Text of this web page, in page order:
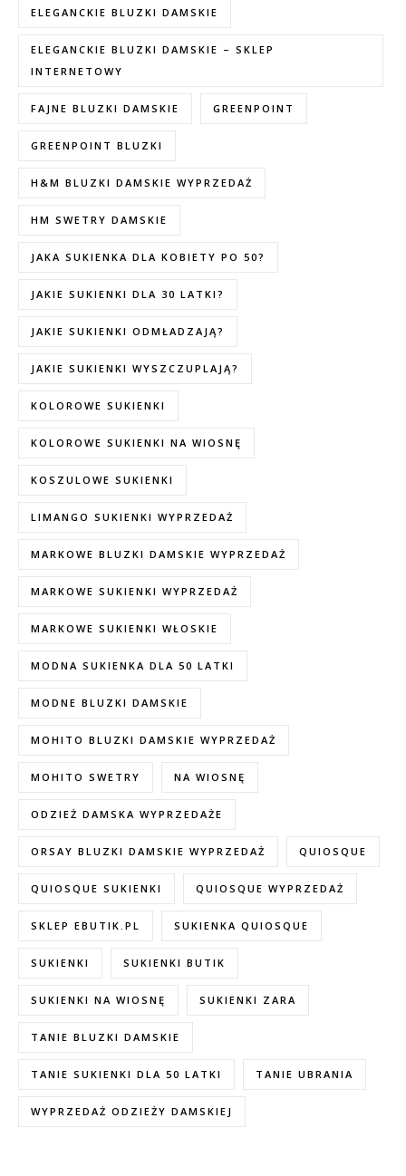
ELEGANCKIE BLUZKI DAMSKIE
ELEGANCKIE BLUZKI DAMSKIE – SKLEP
INTERNETOWY
FAJNE BLUZKI DAMSKIE GREENPOINT
GREENPOINT BLUZKI
H&M BLUZKI DAMSKIE WYPRZEDAŻ
HM SWETRY DAMSKIE
JAKA SUKIENKA DLA KOBIETY PO 50?
JAKIE SUKIENKI DLA 30 LATKI?
JAKIE SUKIENKI ODMŁADZAJĄ?
JAKIE SUKIENKI WYSZCZUPLAJĄ?
KOLOROWE SUKIENKI
KOLOROWE SUKIENKI NA WIOSNĘ
KOSZULOWE SUKIENKI
LIMANGO SUKIENKI WYPRZEDAŻ
MARKOWE BLUZKI DAMSKIE WYPRZEDAŻ
MARKOWE SUKIENKI WYPRZEDAŻ
MARKOWE SUKIENKI WŁOSKIE
MODNA SUKIENKA DLA 50 LATKI
MODNE BLUZKI DAMSKIE
MOHITO BLUZKI DAMSKIE WYPRZEDAŻ
MOHITO SWETRY NA WIOSNĘ
ODZIEŻ DAMSKA WYPRZEDAŻE
ORSAY BLUZKI DAMSKIE WYPRZEDAŻ QUIOSQUE
QUIOSQUE SUKIENKI QUIOSQUE WYPRZEDAŻ
SKLEP EBUTIK.PL SUKIENKA QUIOSQUE
SUKIENKI SUKIENKI BUTIK
SUKIENKI NA WIOSNĘ SUKIENKI ZARA
TANIE BLUZKI DAMSKIE
TANIE SUKIENKI DLA 50 LATKI TANIE UBRANIA
WYPRZEDAŻ ODZIEŻY DAMSKIEJ